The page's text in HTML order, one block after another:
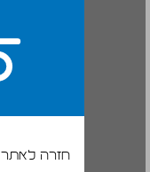
חזרה לאתר